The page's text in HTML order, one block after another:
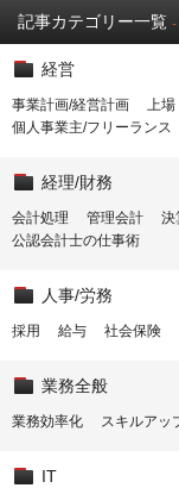
記事カテゴリー一覧 -
経営
事業計画/経営計画 上場
個人事業主/フリーランス
経理/財務
会計処理 管理会計 決
公認会計士の仕事術
人事/労務
採用 給与 社会保険
業務全般
業務効率化 スキルアッ
IT